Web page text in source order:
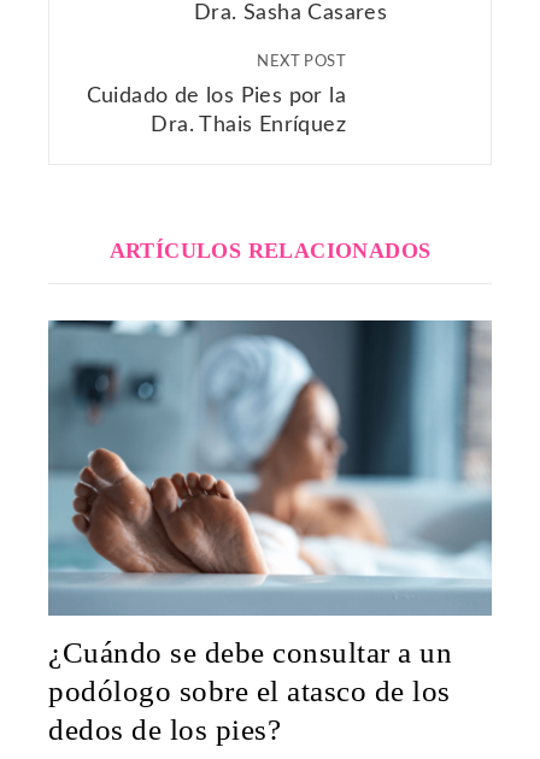
Dra. Sasha Casares
NEXT POST
Cuidado de los Pies por la
Dra. Thais Enríquez
ARTÍCULOS RELACIONADOS
¿Cuándo se debe consultar a un
podólogo sobre el atasco de los
dedos de los pies?